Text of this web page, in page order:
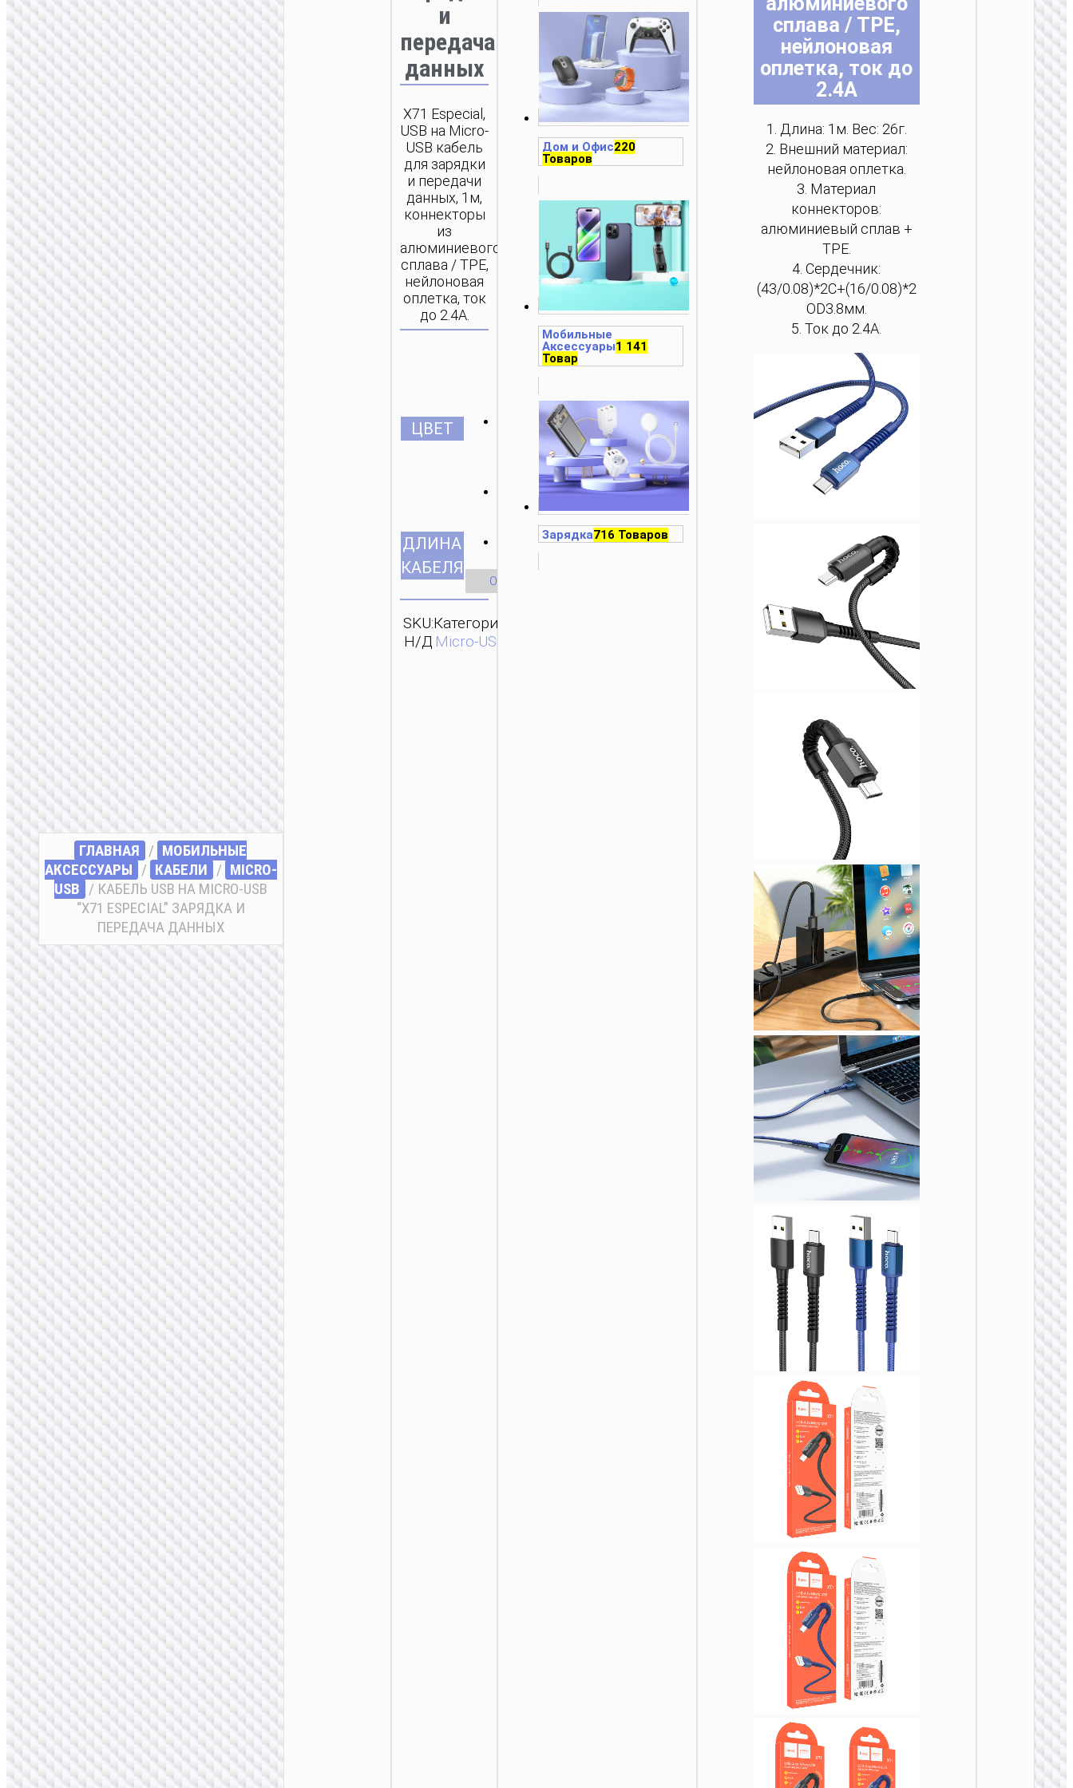
ГЛАВНАЯ / МОБИЛЬНЫЕ
АКСЕССУАРЫ / КАБЕЛИ / MICRO-
USB / КАБЕЛЬ USB НА MICRO-USB
“X71 ESPECIAL” ЗАРЯДКА И
ПЕРЕДАЧА ДАННЫХ
и
передача
данных
X71 Especial,
USB на Micro-
USB кабель
для зарядки
и передачи
данных, 1м,
коннекторы
из
алюминиевого
сплава / TPE,
нейлоновая
оплетка, ток
до 2.4A.
ЦВЕТ
ДЛИНА
КАБЕЛЯ
1.0м/3.28ft
Очистить
SKU:
Н/Д
Категория:
Micro-USB
Дом и Офис220
Товаров
Мобильные
Аксессуары1 141
Товар
Зарядка716 Товаров
сплава / TPE,
нейлоновая
оплетка, ток до
2.4A
1. Длина: 1м. Вес: 26г.
2. Внешний материал:
нейлоновая оплетка.
3. Материал
коннекторов:
алюминиевый сплав +
TPE.
4. Сердечник:
(43/0.08)*2C+(16/0.08)*2
OD3.8мм.
5. Ток до 2.4A.
USB
USB
Micro-
USB
“X113
на
USB
USB
Micro-
USB
“X110
на
USB
USB
Micro-
USB
“X109
на
USB
USB
Micro-
USB
“X108
на
USB
USB
Micro-
USB
“X107
Favor”
на
на